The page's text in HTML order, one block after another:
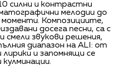
силни и контрастни
мелодии до
моменти. Композициите,
досега песни, са с
смели звукови решения,
диапазон на ALI: от
и запомнящи се